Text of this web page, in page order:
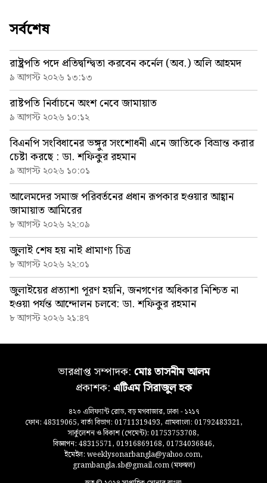
সর্বশেষ
রাষ্ট্রপতি পদে প্রতিদ্বন্দ্বিতা করবেন কর্নেল (অব.) অলি আহমদ
৯ আগস্ট ২০২৬ ১৩:১৩
রাষ্টপতি নির্বাচনে অংশ নেবে জামায়াত
৯ আগস্ট ২০২৬ ১০:১২
বিএনপি সংবিধানের ভঙ্গুর সংশোধনী এনে জাতিকে বিভ্রান্ত করার
চেষ্টা করছে : ডা. শফিকুর রহমান
৯ আগস্ট ২০২৬ ১০:০১
আলেমদের সমাজ পরিবর্তনের প্রধান রূপকার হওয়ার আহ্বান
জামায়াত আমিরের
৮ আগস্ট ২০২৬ ২২:০৯
জুলাই শেষ হয় নাই প্রামাণ্য চিত্র
৮ আগস্ট ২০২৬ ২২:০১
জুলাইয়ের প্রত্যাশা পূরণ হয়নি, জনগণের অধিকার নিশ্চিত না
হওয়া পর্যন্ত আন্দোলন চলবে: ডা. শফিকুর রহমান
৮ আগস্ট ২০২৬ ২১:৪৭
ভারপ্রাপ্ত সম্পাদক: মোঃ তাসনীম আলম
প্রকাশক: এটিএম সিরাজুল হক
৪২৩ এলিফ্যান্ট রোড, বড় মগবাজার, ঢাকা - ১২১৭
ফোন: 48319065, বার্তা বিভাগ: 01711319493, গ্রামবাংলা: 01792483321,
সার্কুলেশন ও বিকাশ (পেমেন্ট): 01753753708,
বিজ্ঞাপন: 48315571, 01916869168, 01734036846,
ইমেইল: weeklysonarbangla@yahoo.com,
grambangla.sb@gmail.com (মফস্বল)